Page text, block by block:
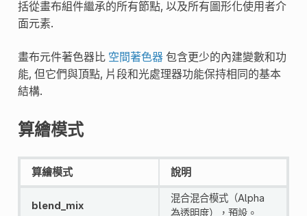
括從畫布組件繼承的所有節點, 以及所有圖形化使用者介
面元素.
畫布元件著色器比 空間著色器包含更少的內建變數和功
能, 但它們與頂點, 片段和光處理器功能保持相同的基本
結構.
算繪模式
算繪模式 說明
blend_mix
混合混合模式（Alpha
為透明度），預設。